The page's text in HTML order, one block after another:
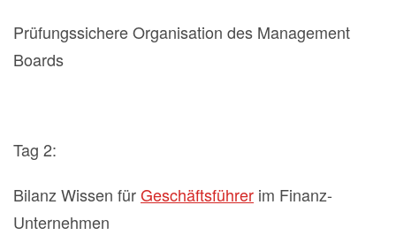
Prüfungssichere Organisation des Management
Boards
Tag 2:
Bilanz Wissen fürGeschäftsführer im Finanz-
Unternehmen